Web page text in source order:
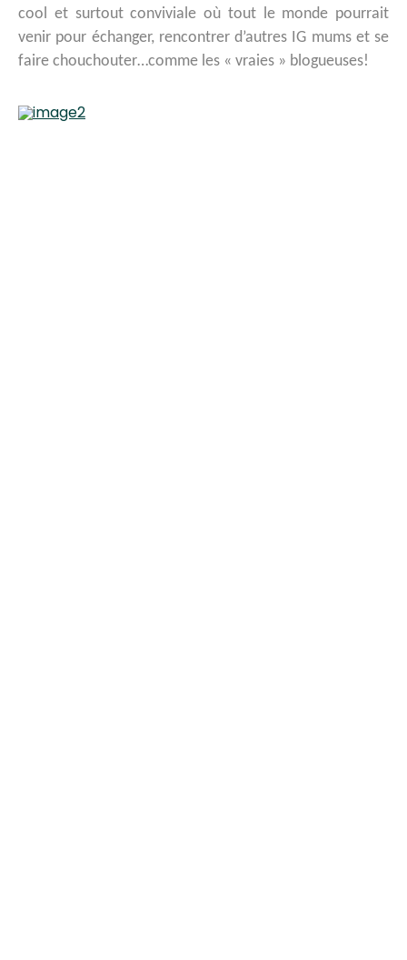
cool et surtout conviviale où tout le monde pourrait
venir pour échanger, rencontrer d’autres IG mums et se
faire chouchouter…comme les « vraies » blogueuses!